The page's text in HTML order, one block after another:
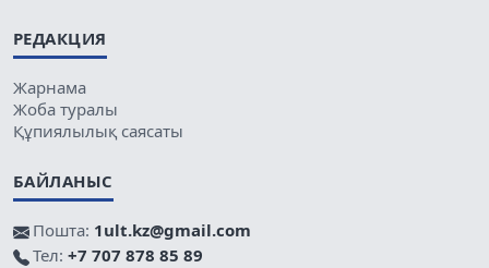
РЕДАКЦИЯ
Жарнама
Жоба туралы
Құпиялылық саясаты
БАЙЛАНЫС
Пошта: 1ult.kz@gmail.com
Тел: +7 707 878 85 89